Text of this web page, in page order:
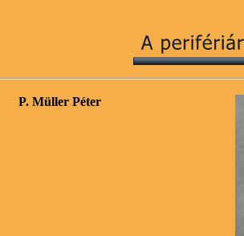
P. Müller Péter